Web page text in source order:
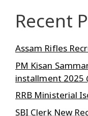
Recent
Assam Rifles
PM Kisan
installment 2025
RRB Ministerial
SBI Clerk New